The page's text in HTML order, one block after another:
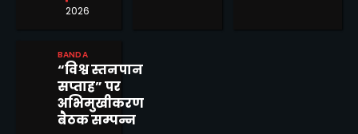
2026
BANDA
“विश्व स्तनपान
सप्ताह” पर
अभिमुखीकरण
बैठक सम्पन्न
मोटरसाइकिल चोरी करने वाले 02
अभियुक्तों को किया गिरफ्तार
Mitesh Kumar